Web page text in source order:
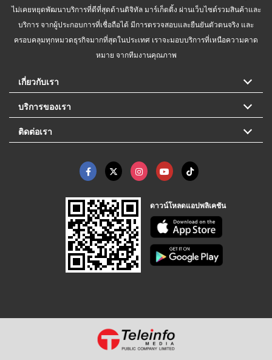
ไม่เคยหยุดพัฒนาบริการที่ดีที่สุดด้านดิจิทัล มาร์เก็ตติ้ง ผ่านเว็บไซต์รวมสินค้าและ
บริการ จากผู้ประกอบการที่เชื่อถือได้ มีการตรวจสอบและยืนยันตัวตนจริง และ
ครอบคลุมทุกหมวดธุรกิจมากที่สุดในประเทศ เราจะมอบบริการที่เหนือความคาด
หมาย จากทีมงานคุณภาพ
เกี่ยวกับเรา
บริการของเรา
ติดต่อเรา
ดาวน์โหลดแอปพลิเคชัน